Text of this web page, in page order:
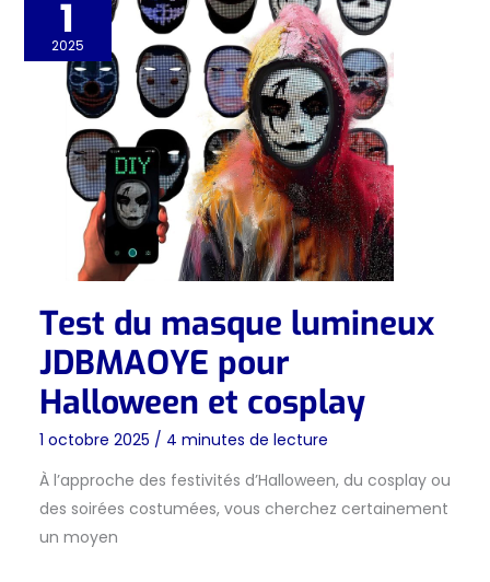
1
2025
Test du masque lumineux
JDBMAOYE pour
Halloween et cosplay
1 octobre 2025 / 4 minutes de lecture
À l’approche des festivités d’Halloween, du cosplay ou
des soirées costumées, vous cherchez certainement
un moyen